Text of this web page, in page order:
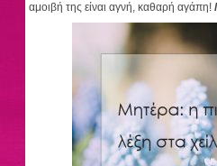
αμοιβή της είναι αγνή, καθαρή αγάπη!